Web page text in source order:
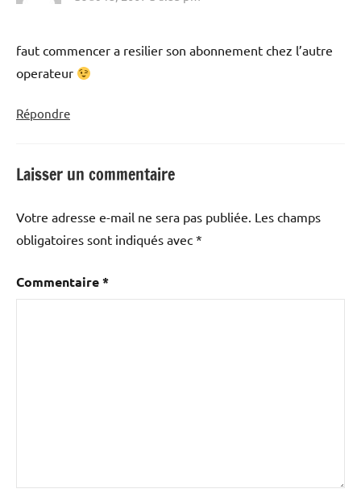
faut commencer a resilier son abonnement chez l’autre
operateur
Répondre
Laisser un commentaire
Votre adresse e-mail ne sera pas publiée. Les champs
obligatoires sont indiqués avec *
Commentaire*